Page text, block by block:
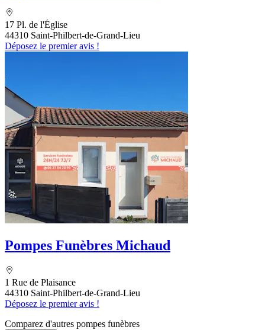
17 Pl. de l'Église
44310 Saint-Philbert-de-Grand-Lieu
Déposez le premier avis !
Pompes Funèbres Michaud
1 Rue de Plaisance
44310 Saint-Philbert-de-Grand-Lieu
Déposez le premier avis !
Comparez d'autres pompes funèbres